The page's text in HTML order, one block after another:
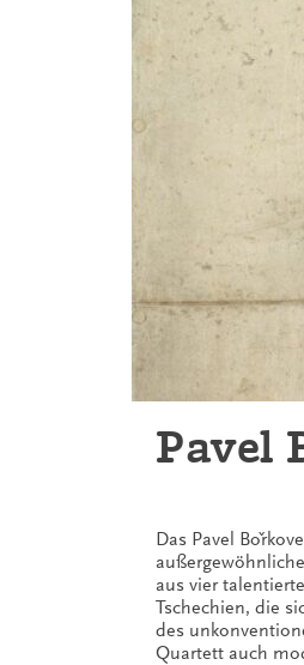
Pavel
Das Pavel
aus vier
Tschechien, die
des
Quartett auch